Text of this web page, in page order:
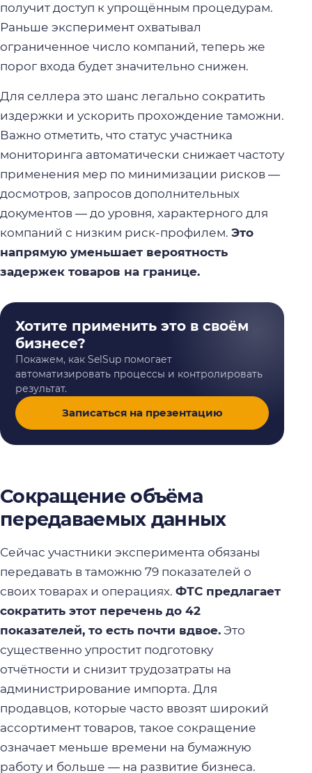
получит доступ к упрощённым процедурам.
Раньше эксперимент охватывал
ограниченное число компаний, теперь же
порог входа будет значительно снижен.
Для селлера это шанс легально сократить
издержки и ускорить прохождение таможни.
Важно отметить, что статус участника
мониторинга автоматически снижает частоту
применения мер по минимизации рисков —
досмотров, запросов дополнительных
документов — до уровня, характерного для
компаний с низким риск-профилем. Это
напрямую уменьшает вероятность
задержек товаров на границе.
Хотите применить это в своём
бизнесе?
Покажем, как SelSup помогает
автоматизировать процессы и контролировать
результат.
Записаться на презентацию
Сокращение объёма
передаваемых данных
Сейчас участники эксперимента обязаны
передавать в таможню 79 показателей о
своих товарах и операциях. ФТС предлагает
сократить этот перечень до 42
показателей, то есть почти вдвое. Это
существенно упростит подготовку
отчётности и снизит трудозатраты на
администрирование импорта. Для
продавцов, которые часто ввозят широкий
ассортимент товаров, такое сокращение
означает меньше времени на бумажную
работу и больше — на развитие бизнеса.